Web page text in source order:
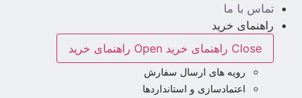
تماس با ما
راهنمای خرید
Close راهنمای خرید
Open راهنمای خرید
رویه های ارسال سفارش
اعتمادسازی و استانداردها